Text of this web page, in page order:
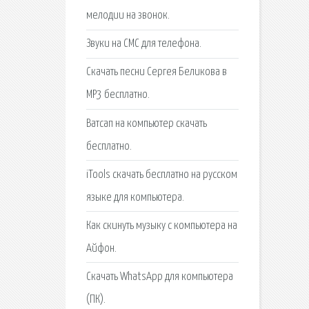
мелодии на звонок.
Звуки на СМС для телефона.
Скачать песни Сергея Беликова в
MP3 бесплатно.
Ватсап на компьютер скачать
бесплатно.
iTools скачать бесплатно на русском
языке для компьютера.
Как скинуть музыку с компьютера на
Айфон.
Скачать WhatsApp для компьютера
(ПК).